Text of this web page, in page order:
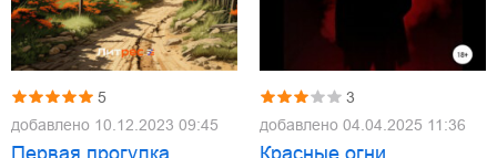
5
добавлено 10.12.2023 09:45
Первая прогулка
3
добавлено 04.04.2025 11:36
Красные огни